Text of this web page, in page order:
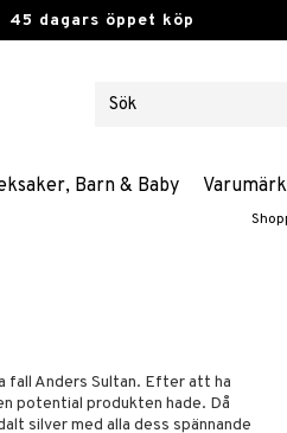
45 dagars öppet köp
Barn & Baby
fall Anders Sultan. Efter att ha
potential produkten hade. Då
silver med alla dess spännande